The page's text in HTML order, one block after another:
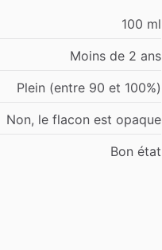
100 ml
Moins de 2 ans
Plein (entre 90 et 100%)
Non, le flacon est opaque
Bon état